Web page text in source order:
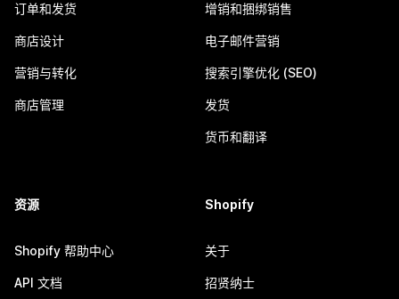
订单和发货
商店设计
营销与转化
商店管理
增销和捆绑销售
电子邮件营销
搜索引擎优化 (SEO)
发货
货币和翻译
资源
Shopify 帮助中心
API 文档
Shopify
关于
招贤纳士